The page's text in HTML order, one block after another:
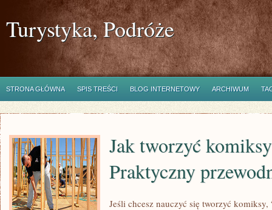
Turystyka, Podróże
STRONA GŁÓWNA SPIS TREŚCI BLOG INTERNETOWY ARCHIWUM
Jak tworzyć
Praktyczny
Jeśli chcesz nauczyć się tworzyć